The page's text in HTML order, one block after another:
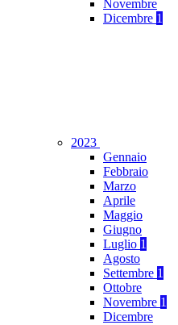
Novembre
Dicembre 1
2023
Gennaio
Febbraio
Marzo
Aprile
Maggio
Giugno
Luglio 1
Agosto
Settembre 1
Ottobre
Novembre 1
Dicembre